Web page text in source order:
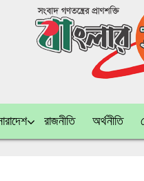
রাজনীতি অর্থনীতি